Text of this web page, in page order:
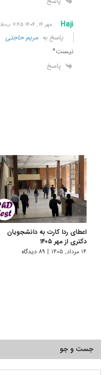
Haji مهر ۱۴, ۱۴۰۴ ۷:۴۵ ب٫ظ
پاسخ به مریم حاجتی
نیست*
پاسخ
اعطای ردا کارت به دانشجویان
دکتری از مهر ۱۴۰۵
۱۴ مرداد, ۱۴۰۵ | ۸۹ دیدگاه
جست و جو